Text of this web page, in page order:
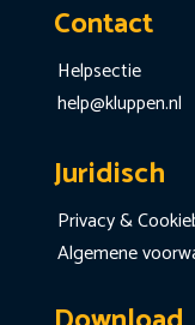
Contact
Helpsectie
help@kluppen.nl
Juridisch
Privacy &
Algemene